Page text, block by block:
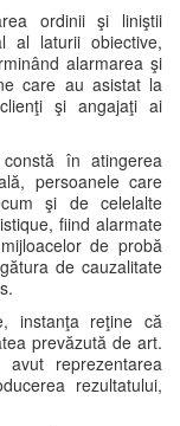
ordinii şi liniştii
al laturii obiective,
alarmarea şi
care au asistat la
şi angajaţi ai
în atingerea
persoanele care
şi de celelalte
fiind alarmate
de probă
de cauzalitate
instanţa reţine că
prevăzută de art.
reprezentarea
rezultatului,